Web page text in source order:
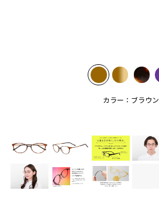
カラー：ブラウン